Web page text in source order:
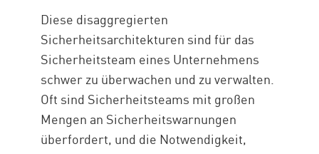
Diese disaggregierten
Sicherheitsarchitekturen sind für das
Sicherheitsteam eines Unternehmens
schwer zu überwachen und zu verwalten.
Oft sind Sicherheitsteams mit großen
Mengen an Sicherheitswarnungen
überfordert, und die Notwendigkeit,